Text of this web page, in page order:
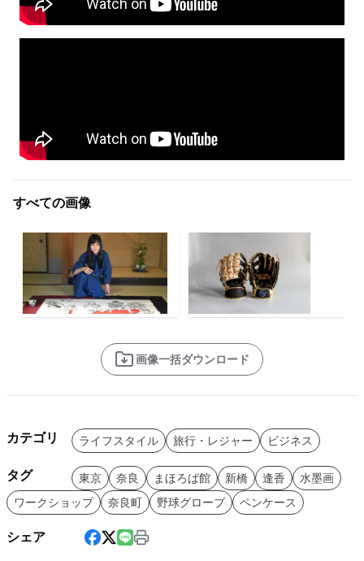
すべての画像
画像一括ダウンロード
カテゴリ ライフスタイル 旅行・レジャー ビジネス
タグ 東京 奈良 まほろば館 新橋 逢香
水墨画
ワークショップ
奈良町 野球グローブ ペンケース
シェア